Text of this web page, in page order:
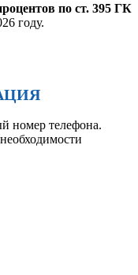
по ст. 395 ГК
году.
номер телефона.